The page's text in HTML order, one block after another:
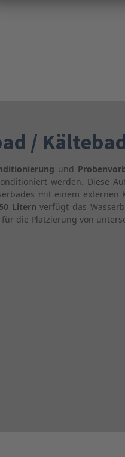
/
und
werden. Diese
mit einem
Liternverfügt das
die Platzierung von